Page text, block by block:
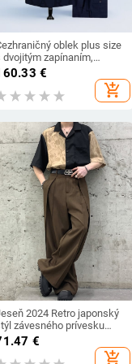
oblek plus size
dvojitým zapínaním,
svadobné šaty, oblek
pre svedka, dvojdielny oblek
zahraničný obchod plus
€
add_shopping_cart
2024 Retro japonský
závesného prívesku
výklenok
trojrozmerné
€
add_shopping_cart